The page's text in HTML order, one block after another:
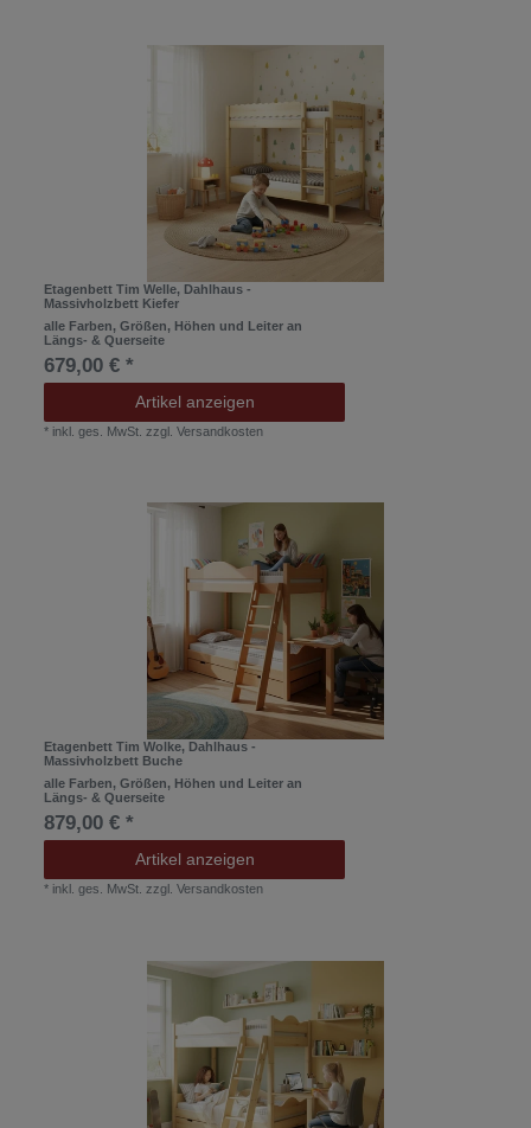
Etagenbett Tim Welle, Dahlhaus -
Massivholzbett Kiefer
alle Farben, Größen, Höhen und Leiter an
Längs- & Querseite
679,00 € *
Artikel anzeigen
* inkl. ges. MwSt. zzgl.Versandkosten
Etagenbett Tim Wolke, Dahlhaus -
Massivholzbett Buche
alle Farben, Größen, Höhen und Leiter an
Längs- & Querseite
879,00 € *
Artikel anzeigen
* inkl. ges. MwSt. zzgl.Versandkosten